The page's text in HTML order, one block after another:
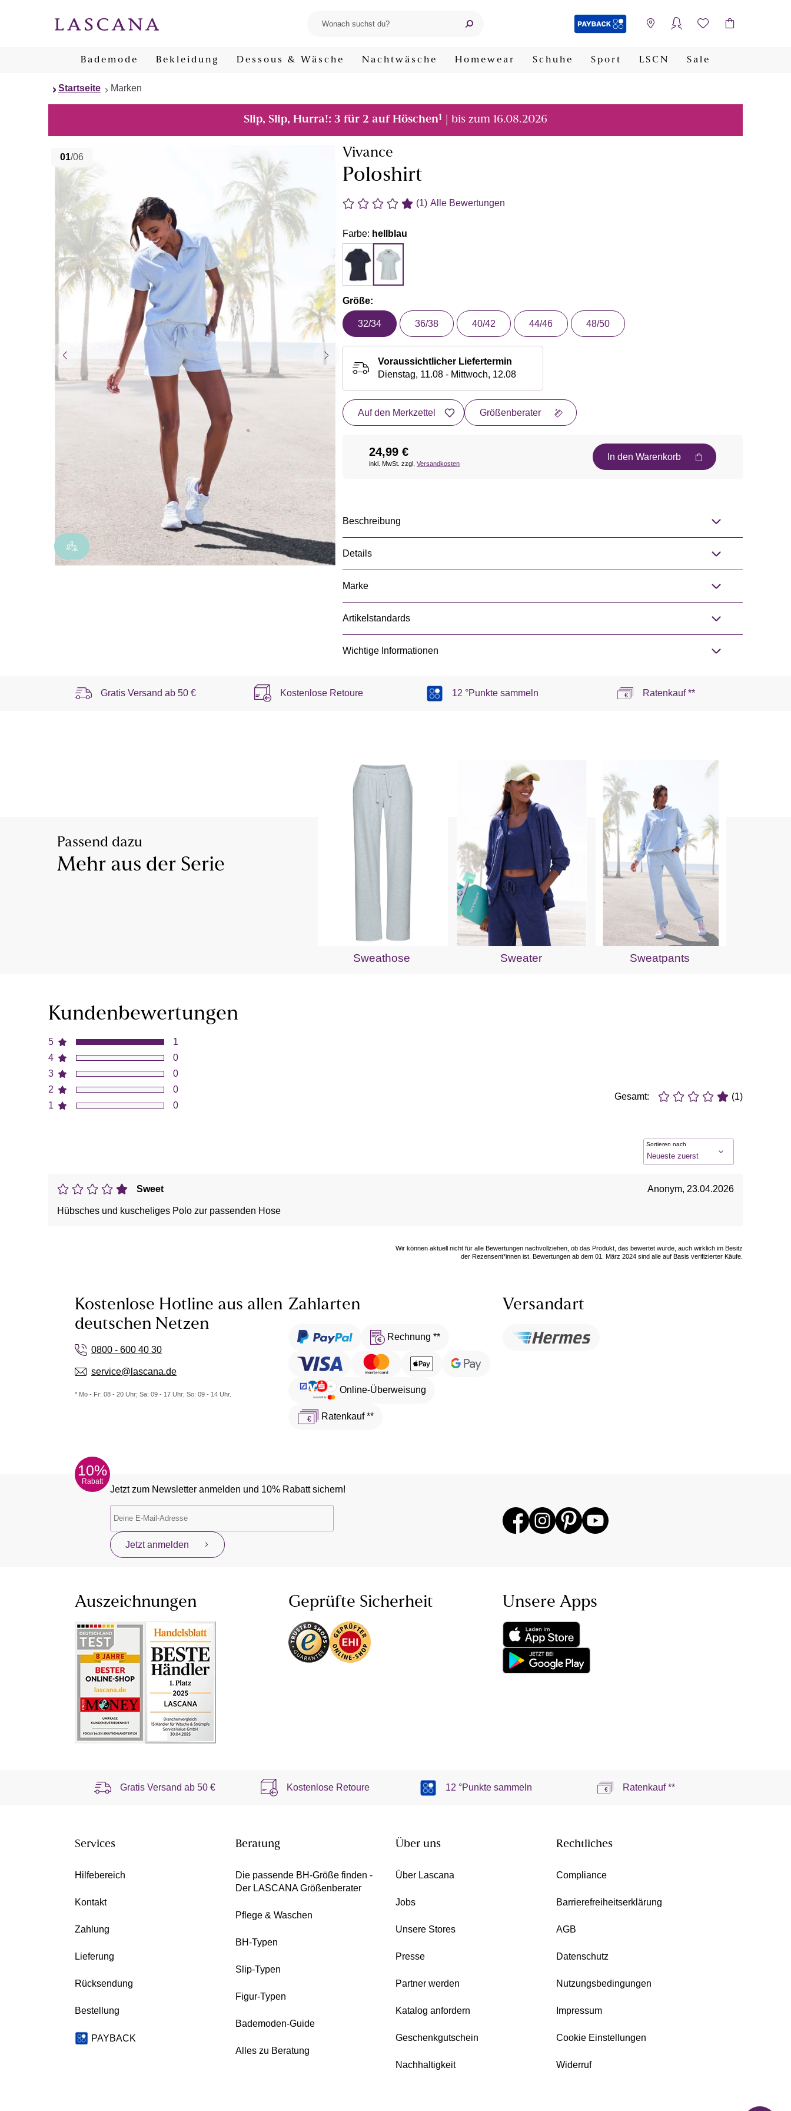
Bademode Bekleidung Dessous & Wäsche Nachtwäsche Homewear Schuhe Sport LSCN Sale
Startseite Marken
Slip, Slip, Hurra!: 3 für 2 auf Höschen1 | bis zum 16.08.2026
01/06 Vivance
Poloshirt
(1) Alle Bewertungen
Farbe: hellblau
Größe:
32/34 36/38 40/42 44/46 48/50
Voraussichtlicher Liefertermin
Dienstag, 11.08 - Mittwoch, 12.08
Auf den Merkzettel Größenberater
24,99 €
inkl. MwSt. zzgl. Versandkosten
In den Warenkorb
Beschreibung
Details
Marke
Artikelstandards
Wichtige Informationen
Gratis Versand ab 50 € Kostenlose Retoure 12 °Punkte sammeln Ratenkauf **
Passend dazu
Mehr aus der Serie
Sweathose Sweater Sweatpants
Kundenbewertungen
5
4
3
2
1
1
0
0
0
0
Gesamt: (1)
Sortieren nach
Sweet Anonym, 23.04.2026
Hübsches und kuscheliges Polo zur passenden Hose
Wir können aktuell nicht für alle Bewertungen nachvollziehen, ob das Produkt, das bewertet wurde, auch wirklich im Besitz
der Rezensent*innen ist. Bewertungen ab dem 01. März 2024 sind alle auf Basis verifizierter Käufe.
Kostenlose Hotline aus allen
deutschen Netzen
0800 - 600 40 30
service@lascana.de
* Mo - Fr: 08 - 20 Uhr; Sa: 09 - 17 Uhr; So: 09 - 14 Uhr.
Zahlarten
Rechnung **
Online-Überweisung
Ratenkauf **
Versandart
10%
Rabatt
Jetzt zum Newsletter anmelden und 10% Rabatt sichern!
Jetzt anmelden
Auszeichnungen Geprüfte Sicherheit Unsere Apps
Gratis Versand ab50 € Kostenlose Retoure 12 °Punkte sammeln Ratenkauf **
Services
Hilfebereich
Kontakt
Zahlung
Lieferung
Rücksendung
Bestellung
PAYBACK
Beratung
Die passende BH-Größe finden -
Der LASCANA Größenberater
Pflege & Waschen
BH-Typen
Slip-Typen
Figur-Typen
Bademoden-Guide
Alles zu Beratung
Über uns
Über Lascana
Jobs
Unsere Stores
Presse
Partner werden
Katalog anfordern
Geschenkgutschein
Nachhaltigkeit
Rechtliches
Compliance
Barrierefreiheitserklärung
AGB
Datenschutz
Nutzungsbedingungen
Impressum
Cookie Einstellungen
Widerruf